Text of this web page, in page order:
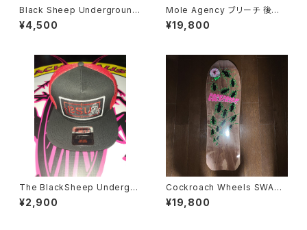
Black Sheep Underground
NOW WE FIGHT BACK パ
ーカー
¥4,500
Mole Agency ブリーチ 後染
め テストプリント パーカー
¥19,800
The BlackSheep Undergro
und メッシュキャップ BSU zo
rlac
¥2,900
Cockroach Wheels SWAR
M MODEL スケートボード デッ
キ
¥19,800